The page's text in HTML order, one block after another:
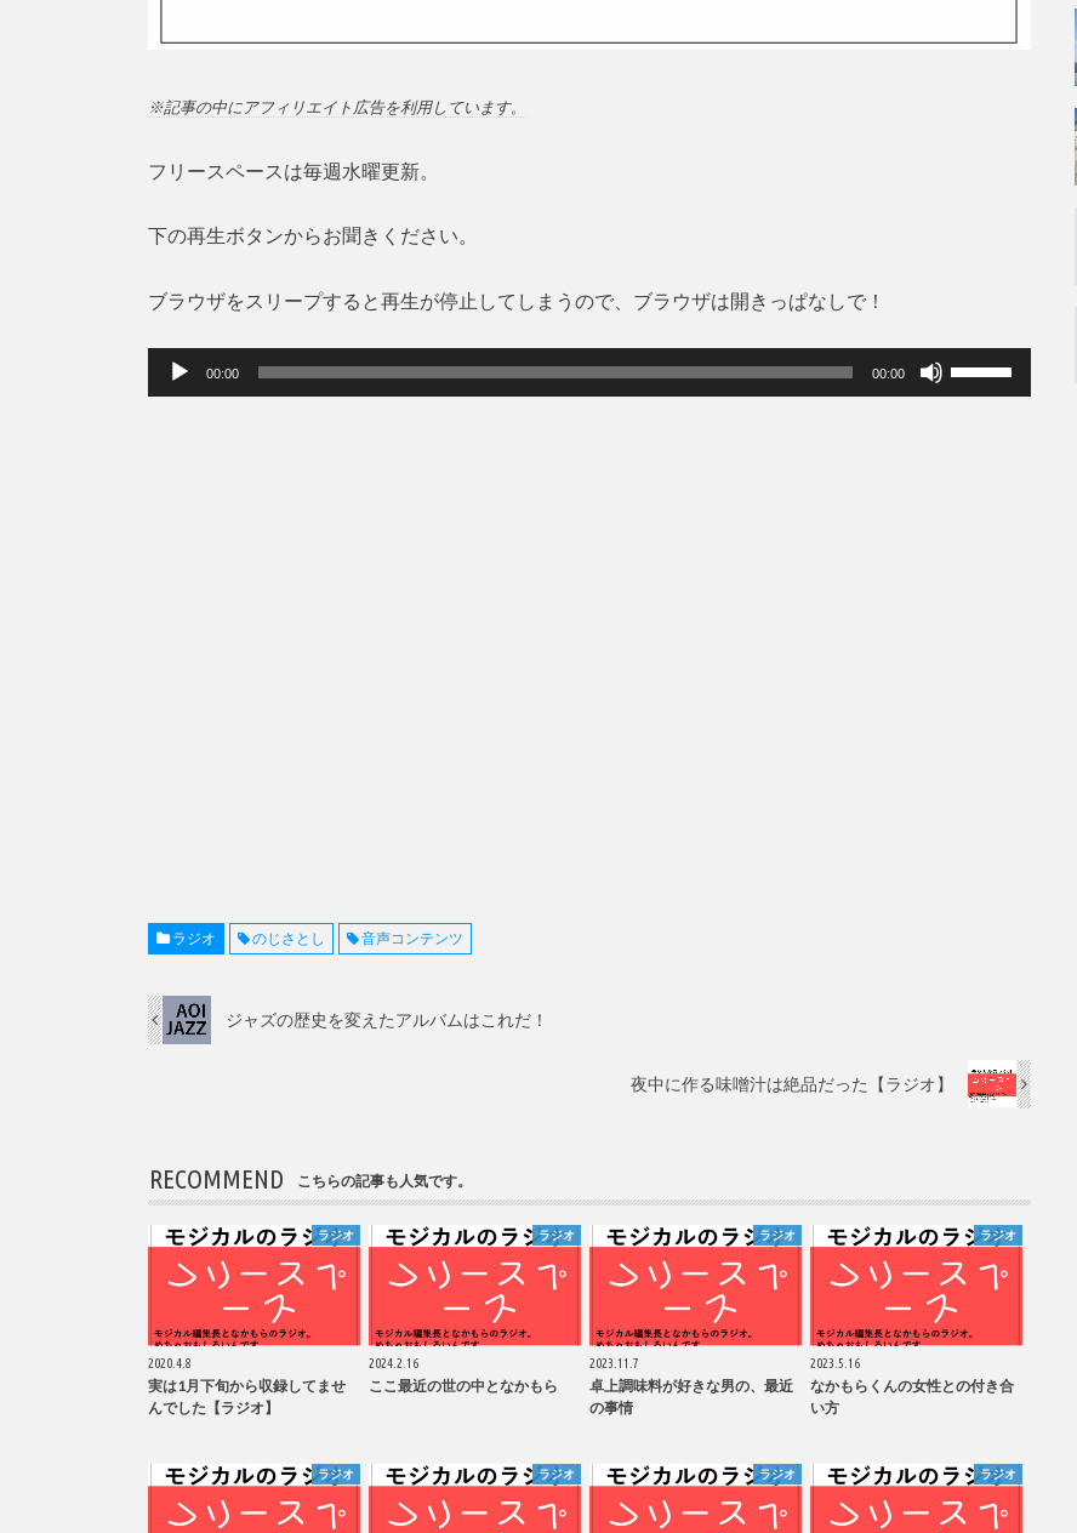
※記事の中にアフィリエイト広告を利用しています。
フリースペースは毎週水曜更新。
下の再生ボタンからお聞きください。
ブラウザをスリープすると再生が停止してしまうので、ブラウザは開きっぱなしで！
00:00 00:00
ラジオ のじさとし 音声コンテンツ
ジャズの歴史を変えたアルバムはこれだ！
夜中に作る味噌汁は絶品だった【ラジオ】
RECOMMEND こちらの記事も人気です。
ラジオ
2020.4.8
実は1月下旬から収録してませ
んでした【ラジオ】
ラジオ
2024.2.16
ここ最近の世の中となかもら
ラジオ
2023.11.7
卓上調味料が好きな男の、最近
の事情
ラジオ
2023.5.16
なかもらくんの女性との付き合
い方
ラジオ ラジオ ラジオ ラジオ